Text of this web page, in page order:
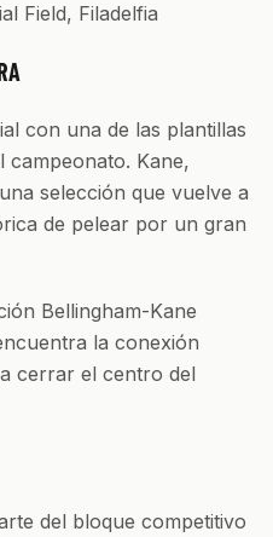
Field, Filadelfia
con una de las plantillas
campeonato. Kane,
selección que vuelve a
de pelear por un gran
Bellingham-Kane
la conexión
cerrar el centro del
del bloque competitivo